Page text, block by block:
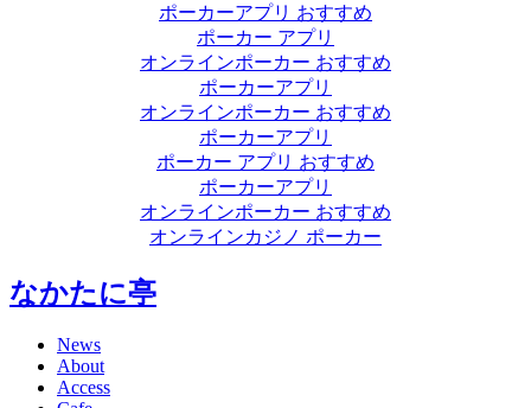
ポーカーアプリ おすすめ
ポーカー アプリ
オンラインポーカー おすすめ
ポーカーアプリ
オンラインポーカー おすすめ
ポーカーアプリ
ポーカー アプリ おすすめ
ポーカーアプリ
オンラインポーカー おすすめ
オンラインカジノ ポーカー
なかたに亭
News
About
Access